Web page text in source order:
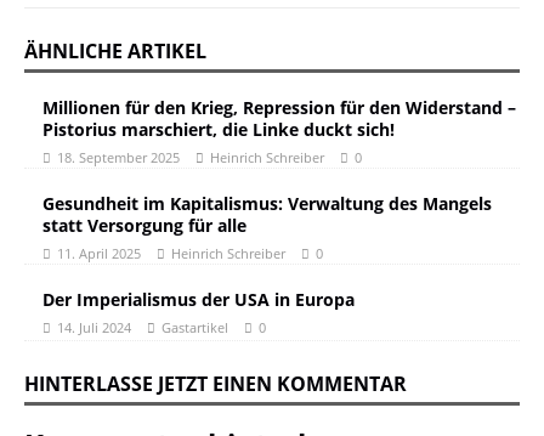
ÄHNLICHE ARTIKEL
Millionen für den Krieg, Repression für den Widerstand –
Pistorius marschiert, die Linke duckt sich!
18. September 2025 Heinrich Schreiber 0
Gesundheit im Kapitalismus: Verwaltung des Mangels
statt Versorgung für alle
11. April 2025 Heinrich Schreiber 0
Der Imperialismus der USA in Europa
14. Juli 2024 Gastartikel 0
HINTERLASSE JETZT EINEN KOMMENTAR